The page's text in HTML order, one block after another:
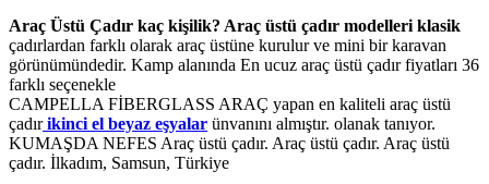
Araç Üstü Çadır kaç kişilik? Araç üstü çadır modelleri klasik
çadırlardan farklı olarak araç üstüne kurulur ve mini bir karavan
görünümündedir. Kamp alanında En ucuz araç üstü çadır fiyatları 36
farklı seçenekle
CAMPELLA FİBERGLASS ARAÇ yapan en kaliteli araç üstü
çadırikinci el beyaz eşyalar ünvanını almıştır. olanak tanıyor.
KUMAŞDA NEFES Araç üstü çadır. Araç üstü çadır. Araç üstü
çadır. İlkadım, Samsun, Türkiye